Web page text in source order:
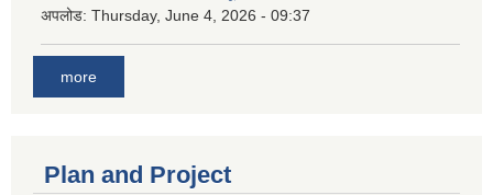
अपलोड: Thursday, June 4, 2026 - 09:37
more
Plan and Project